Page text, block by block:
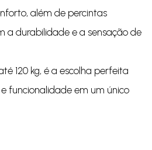
além de percintas
a durabilidade e a sensação de
120 kg, é a escolha perfeita
funcionalidade em um único